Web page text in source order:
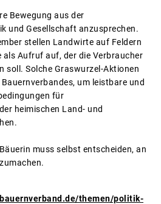
Bewegung aus der
und Gesellschaft anzusprechen.
stellen Landwirte auf Feldern
als Aufruf auf, der die Verbraucher
soll. Solche Graswurzel-Aktionen
um leistbare und
für
heimischen Land- und
muss selbst entscheiden, an
themen/politik-